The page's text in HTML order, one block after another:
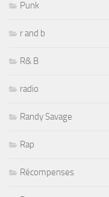
Punk
r and b
R& B
radio
Randy Savage
Rap
Récompenses